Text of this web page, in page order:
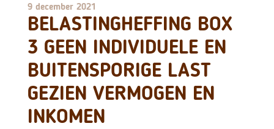
9 december 2021
BELASTINGHEFFING BOX
3 GEEN INDIVIDUELE EN
BUITENSPORIGE LAST
GEZIEN VERMOGEN EN
INKOMEN